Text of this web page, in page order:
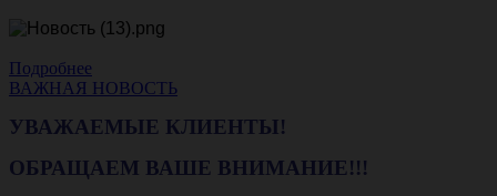
Подробнее
ВАЖНАЯ НОВОСТЬ
УВАЖАЕМЫЕ КЛИЕНТЫ!
ОБРАЩАЕМ ВАШЕ ВНИМАНИЕ!!!